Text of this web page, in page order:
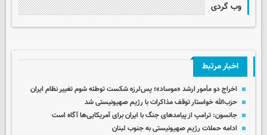
وب گردی
اخبار مرتبط
اخراج دو مأمور ارشد «موساد»؛ پس‌لرزه شکست توطئه شوم تغییر نظام ایران
حزب‌الله خواستار توقف مذاکرات با رژیم صهیونیستی شد
جانسون: ترامپ از پیامدهای جنگ با ایران برای آمریکایی‌ها آگاه است
ادامه حملات رژیم صهیونیستی به جنوب لبنان